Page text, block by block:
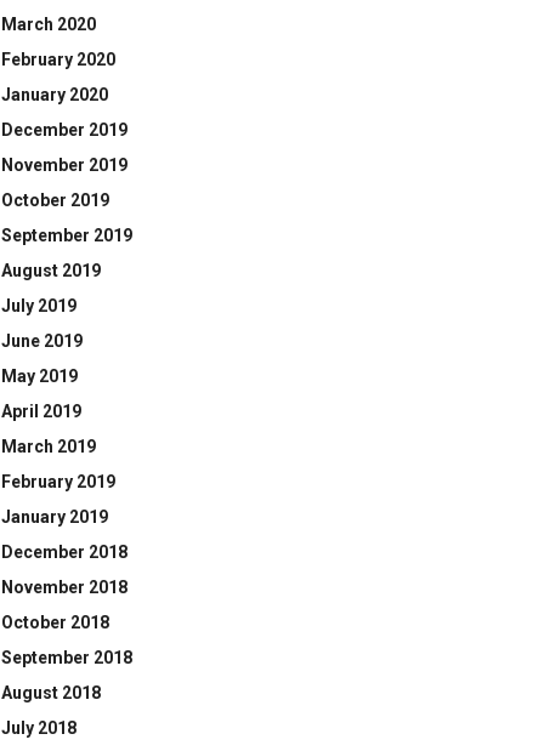
March 2020
February 2020
January 2020
December 2019
November 2019
October 2019
September 2019
August 2019
July 2019
June 2019
May 2019
April 2019
March 2019
February 2019
January 2019
December 2018
November 2018
October 2018
September 2018
August 2018
July 2018